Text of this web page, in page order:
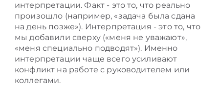
интерпретации. Факт - это то, что реально
произошло (например, «задача была сдана
на день позже»). Интерпретация - это то, что
мы добавили сверху («меня не уважают»,
«меня специально подводят»). Именно
интерпретации чаще всего усиливают
конфликт на работе с руководителем или
коллегами.